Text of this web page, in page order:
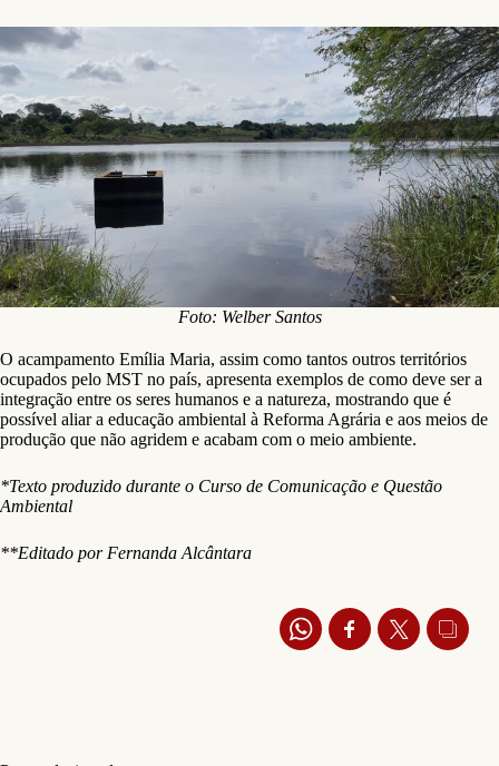
Foto: Welber Santos
O acampamento Emília Maria, assim como tantos outros territórios
ocupados pelo MST no país, apresenta exemplos de como deve ser a
integração entre os seres humanos e a natureza, mostrando que é
possível aliar a educação ambiental à Reforma Agrária e aos meios de
produção que não agridem e acabam com o meio ambiente.
*Texto produzido durante o Curso de Comunicação e Questão
Ambiental
**Editado por Fernanda Alcântara